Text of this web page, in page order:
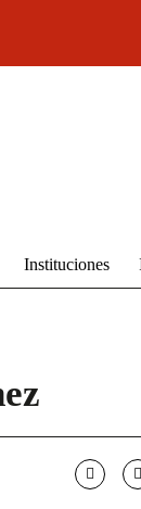
Instituciones